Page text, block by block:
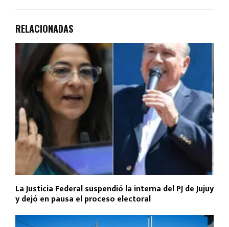
RELACIONADAS
La Justicia Federal suspendió la interna del PJ de Jujuy
y dejó en pausa el proceso electoral